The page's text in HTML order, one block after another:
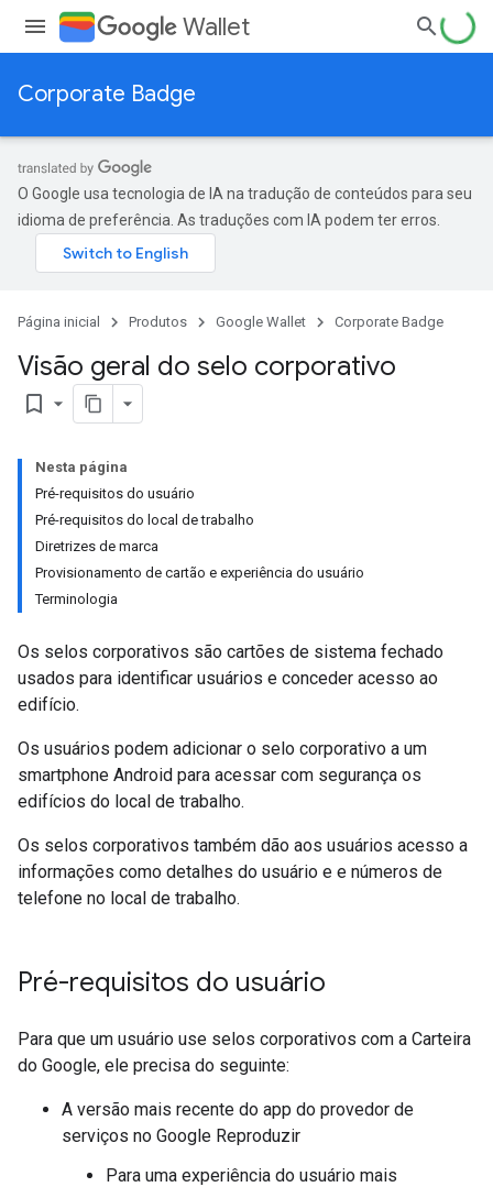
Wallet
Corporate Badge
O Google usa tecnologia de IA na tradução de conteúdos para seu
idioma de preferência. As traduções com IA podem ter erros.
Página inicial Produtos Google Wallet Corporate Badge
Visão geral do selo corporativo
bookmark_border
Nesta página
Pré-requisitos do usuário
Pré-requisitos do local de trabalho
Diretrizes de marca
Provisionamento de cartão e experiência do usuário
Terminologia
Os selos corporativos são cartões de sistema fechado
usados para identificar usuários e conceder acesso ao
edifício.
Os usuários podem adicionar o selo corporativo a um
smartphone Android para acessar com segurança os
edifícios do local de trabalho.
Os selos corporativos também dão aos usuários acesso a
informações como detalhes do usuário e e números de
telefone no local de trabalho.
Pré-requisitos do usuário
Para que um usuário use selos corporativos com a Carteira
do Google, ele precisa do seguinte:
A versão mais recente do app do provedor de
serviços no Google Reproduzir
Para uma experiência do usuário mais